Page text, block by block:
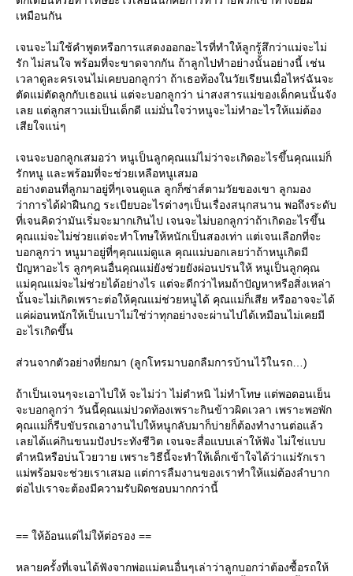
เหมือนกัน
เจนจะไม่ใช้คำพูดหรือการแสดงออกอะไรที่ทำให้ลูกรู้สึกว่าแม่จะไม่
รัก ไม่สนใจ พร้อมที่จะขาดจากกัน ถ้าลูกไปทำอย่างนั้นอย่างนี้ เช่น
เวลาดูละครเจนไม่เคยบอกลูกว่า ถ้าเธอท้องในวัยเรียนเมื่อไหร่ฉันจะ
ตัดแม่ตัดลูกกับเธอแน่ แต่จะบอกลูกว่า น่าสงสารแม่ของเด็กคนนั้นจัง
เลย แต่ลูกสาวแม่เป็นเด็กดี แม่มั่นใจว่าหนูจะไม่ทำอะไรให้แม่ต้อง
เสียใจแน่ๆ
เจนจะบอกลูกเสมอว่า หนูเป็นลูกคุณแม่ไม่ว่าจะเกิดอะไรขึ้นคุณแม่ก็
รักหนู และพร้อมที่จะช่วยเหลือหนูเสมอ
อย่างตอนที่ลูกมาอยู่ที่ๆเจนดูแล ลูกก็ซ่าส์ตามวัยของเขา ลูกมอง
ว่าการได้ฝ่าฝืนกฎ ระเบียบอะไรต่างๆเป็นเรื่องสนุกสนาน พอถึงระดับ
ที่เจนคิดว่ามันเริ่มจะมากเกินไป เจนจะไม่บอกลูกว่าถ้าเกิดอะไรขึ้น
คุณแม่จะ่ไม่ช่วยแต่จะทำโทษให้หนักเป็นสองเท่า แต่เจนเลือกที่จะ
บอกลูกว่า หนูมาอยู่ที่ๆคุณแม่ดูแล คุณแม่บอกเลยว่าถ้าหนูเกิดมี
ปัญหาอะไร ลูกๆคนอื่นคุณแม่ยังช่วยยังผ่อนปรนให้ หนูเป็นลูกคุณ
ม่คุณแม่จะไม่ช่วยได้อย่างไร แต่จะดีกว่าไหมถ้าปัญหาหรือสิ่งเหล่า
นั้นจะไม่เกิดเพราะต่อให้คุณแม่ช่วยหนูได้ คุณแม่ก็เสีย หรืออาจจะได้
ค่ผ่อนหนักให้เป็นเบาไม่ใช่ว่าทุกอย่างจะผ่านไปได้เหมือนไม่เคยมี
อะไรเกิดขึ้น
ส่วนจากตัวอย่างที่ยกมา (ลูกโทรมาบอกลืมการบ้านไว้ในรถ…)
ถ้าเป็นเจนๆจะเอาไปให้ จะไม่ว่า ไม่ตำหนิ ไม่ทำโทษ แต่พอตอนเย็น
จะบอกลูกว่า วันนี้คุณแม่ปวดท้องเพราะกินข้าวผิดเวลา เพราะพอพัก
คุณแม่ก็รีบขับรถเอางานไปให้หนูกลับมาก็บ่ายก็ต้องทำงานต่อแล้ว
เลยได้แค่กินขนมปังประทังชีวิต เจนจะสื่อแบบเล่าให้ฟัง ไม่ใช่แบบ
ตำหนิหรือบ่นโวยวาย เพราะวิธีนี้จะทำให้เด็กเข้าใจได้ว่าแม่รักเรา
ม่พร้อมจะช่วยเราเสมอ แต่การลืมงานของเราทำให้แม่ต้องลำบาก
ต่อไปเราจะต้องมีความรับผิดชอบมากกว่านี้
== ให้อ้อนแต่ไม่ให้ต่อรอง ==
หลายครั้งที่เจนได้ฟังจากพ่อแม่คนอื่นๆเล่าว่าลูกบอกว่าต้องซื้อรถให้